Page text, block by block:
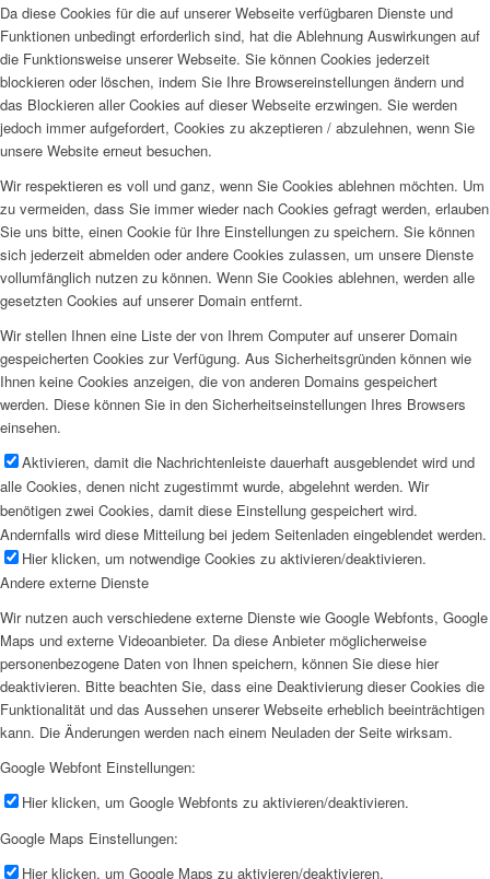
Da diese Cookies für die auf unserer Webseite verfügbaren Dienste und
Funktionen unbedingt erforderlich sind, hat die Ablehnung Auswirkungen auf
die Funktionsweise unserer Webseite. Sie können Cookies jederzeit
blockieren oder löschen, indem Sie Ihre Browsereinstellungen ändern und
das Blockieren aller Cookies auf dieser Webseite erzwingen. Sie werden
jedoch immer aufgefordert, Cookies zu akzeptieren / abzulehnen, wenn Sie
unsere Website erneut besuchen.
Wir respektieren es voll und ganz, wenn Sie Cookies ablehnen möchten. Um
zu vermeiden, dass Sie immer wieder nach Cookies gefragt werden, erlauben
Sie uns bitte, einen Cookie für Ihre Einstellungen zu speichern. Sie können
sich jederzeit abmelden oder andere Cookies zulassen, um unsere Dienste
vollumfänglich nutzen zu können. Wenn Sie Cookies ablehnen, werden alle
gesetzten Cookies auf unserer Domain entfernt.
Wir stellen Ihnen eine Liste der von Ihrem Computer auf unserer Domain
gespeicherten Cookies zur Verfügung. Aus Sicherheitsgründen können wie
Ihnen keine Cookies anzeigen, die von anderen Domains gespeichert
werden. Diese können Sie in den Sicherheitseinstellungen Ihres Browsers
einsehen.
Aktivieren, damit die Nachrichtenleiste dauerhaft ausgeblendet wird und
alle Cookies, denen nicht zugestimmt wurde, abgelehnt werden. Wir
benötigen zwei Cookies, damit diese Einstellung gespeichert wird.
Andernfalls wird diese Mitteilung bei jedem Seitenladen eingeblendet werden.
Hier klicken, um notwendige Cookies zu aktivieren/deaktivieren.
Andere externe Dienste
Wir nutzen auch verschiedene externe Dienste wie Google Webfonts, Google
Maps und externe Videoanbieter. Da diese Anbieter möglicherweise
personenbezogene Daten von Ihnen speichern, können Sie diese hier
deaktivieren. Bitte beachten Sie, dass eine Deaktivierung dieser Cookies die
Funktionalität und das Aussehen unserer Webseite erheblich beeinträchtigen
kann. Die Änderungen werden nach einem Neuladen der Seite wirksam.
Google Webfont Einstellungen:
Hier klicken, um Google Webfonts zu aktivieren/deaktivieren.
Google Maps Einstellungen:
Hier klicken, um Google Maps zu aktivieren/deaktivieren.